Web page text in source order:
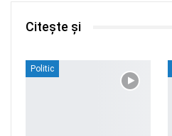
Citește și
Politic